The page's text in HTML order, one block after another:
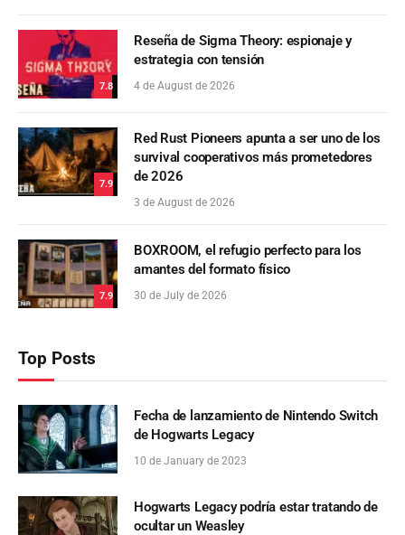
7.8
Reseña de Sigma Theory: espionaje y
estrategia con tensión
4 de August de 2026
7.9
Red Rust Pioneers apunta a ser uno de los
survival cooperativos más prometedores
de 2026
3 de August de 2026
7.9
BOXROOM, el refugio perfecto para los
amantes del formato físico
30 de July de 2026
Top Posts
Fecha de lanzamiento de Nintendo Switch
de Hogwarts Legacy
10 de January de 2023
Hogwarts Legacy podría estar tratando de
ocultar un Weasley